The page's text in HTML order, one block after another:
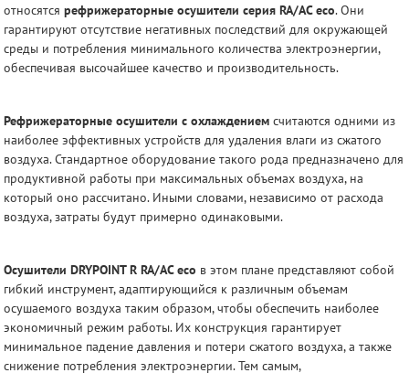
относятся рефрижераторные осушители серия RA/AC eco. Они
гарантируют отсутствие негативных последствий для окружающей
среды и потребления минимального количества электроэнергии,
обеспечивая высочайшее качество и производительность.
Рефрижераторные осушители с охлаждением считаются одними из
наиболее эффективных устройств для удаления влаги из сжатого
воздуха. Стандартное оборудование такого рода предназначено для
продуктивной работы при максимальных объемах воздуха, на
который оно рассчитано. Иными словами, независимо от расхода
воздуха, затраты будут примерно одинаковыми.
Осушители DRYPOINT R RA/AC eco в этом плане представляют собой
гибкий инструмент, адаптирующийся к различным объемам
осушаемого воздуха таким образом, чтобы обеспечить наиболее
экономичный режим работы. Их конструкция гарантирует
минимальное падение давления и потери сжатого воздуха, а также
снижение потребления электроэнергии. Тем самым,